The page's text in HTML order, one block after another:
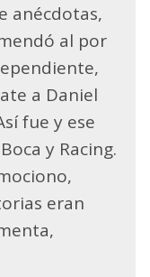
anécdotas,
al por
a Daniel
fue y ese
y Racing.
eran